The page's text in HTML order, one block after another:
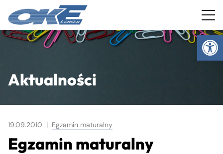
Aktualności
19.09.2010 | Egzamin maturalny
Egzamin maturalny